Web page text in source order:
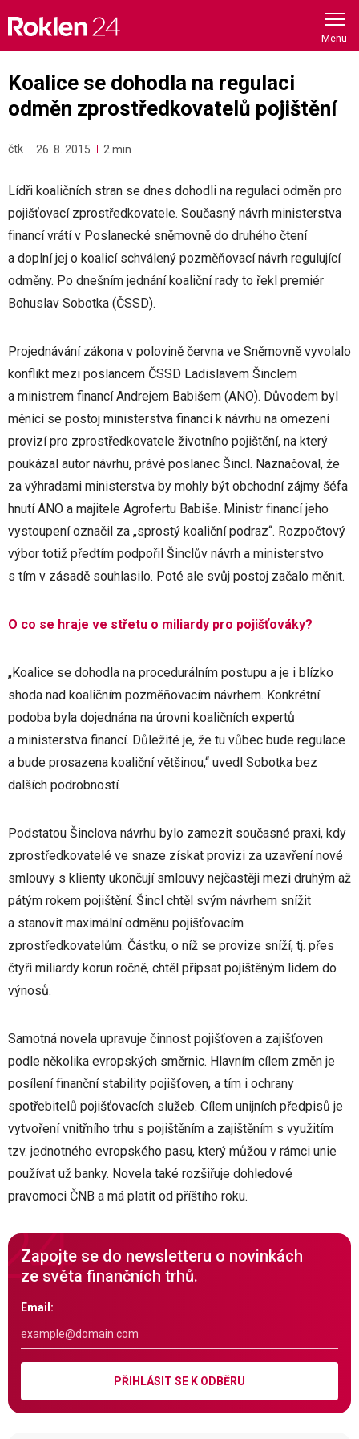
content
Koalice se dohodla na regulaci
odměn zprostředkovatelů pojištění
čtk 26. 8. 2015 2 min
Lídři koaličních stran se dnes dohodli na regulaci odměn pro
pojišťovací zprostředkovatele. Současný návrh ministerstva
financí vrátí v Poslanecké sněmovně do druhého čtení
a doplní jej o koalicí schválený pozměňovací návrh regulující
odměny. Po dnešním jednání koaliční rady to řekl premiér
Bohuslav Sobotka (ČSSD).
Projednávání zákona v polovině června ve Sněmovně vyvolalo
konflikt mezi poslancem ČSSD Ladislavem Šinclem
a ministrem financí Andrejem Babišem (ANO). Důvodem byl
měnící se postoj ministerstva financí k návrhu na omezení
provizí pro zprostředkovatele životního pojištění, na který
poukázal autor návrhu, právě poslanec Šincl. Naznačoval, že
za výhradami ministerstva by mohly být obchodní zájmy šéfa
hnutí ANO a majitele Agrofertu Babiše. Ministr financí jeho
vystoupení označil za „sprostý koaliční podraz“. Rozpočtový
výbor totiž předtím podpořil Šinclův návrh a ministerstvo
s tím v zásadě souhlasilo. Poté ale svůj postoj začalo měnit.
O co se hraje ve střetu o miliardy pro pojišťováky?
„Koalice se dohodla na procedurálním postupu a je i blízko
shoda nad koaličním pozměňovacím návrhem. Konkrétní
podoba byla dojednána na úrovni koaličních expertů
a ministerstva financí. Důležité je, že tu vůbec bude regulace
a bude prosazena koaliční většinou,“ uvedl Sobotka bez
dalších podrobností.
Podstatou Šinclova návrhu bylo zamezit současné praxi, kdy
zprostředkovatelé ve snaze získat provizi za uzavření nové
smlouvy s klienty ukončují smlouvy nejčastěji mezi druhým až
pátým rokem pojištění. Šincl chtěl svým návrhem snížit
a stanovit maximální odměnu pojišťovacím
zprostředkovatelům. Částku, o níž se provize sníží, tj. přes
čtyři miliardy korun ročně, chtěl připsat pojištěným lidem do
výnosů.
Samotná novela upravuje činnost pojišťoven a zajišťoven
podle několika evropských směrnic. Hlavním cílem změn je
posílení finanční stability pojišťoven, a tím i ochrany
spotřebitelů pojišťovacích služeb. Cílem unijních předpisů je
vytvoření vnitřního trhu s pojištěním a zajištěním s využitím
tzv. jednotného evropského pasu, který můžou v rámci unie
používat už banky. Novela také rozšiřuje dohledové
pravomoci ČNB a má platit od příštího roku.
Zapojte se do newsletteru o novinkách
ze světa finančních trhů.
Email:
PŘIHLÁSIT SE K ODBĚRU